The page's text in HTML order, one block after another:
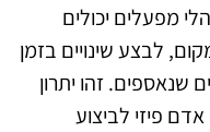
מפעלים יכולים
לבצע שינויים בזמן
שנאספים. זהו יתרון
פיזי לביצוע